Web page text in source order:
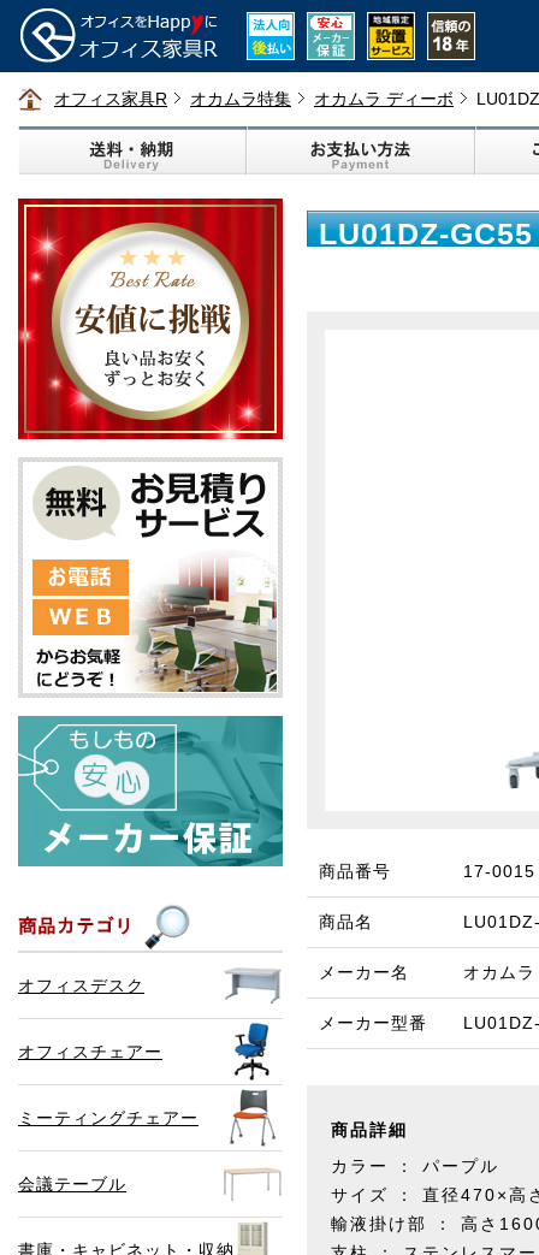
オフィス家具R オカムラ特集 オカムラ ディーボ
オフィスデスク
オフィスチェアー
ミーティングチェアー
会議テーブル
書庫・キャビネット・収納
LU01DZ-
商品番号 17-0015
商品名
メーカー名 オカムラ
メーカー型番
商品詳細
カラー ： パープル
サイズ ： 直径470×高
輸液掛け部 ： 高さ